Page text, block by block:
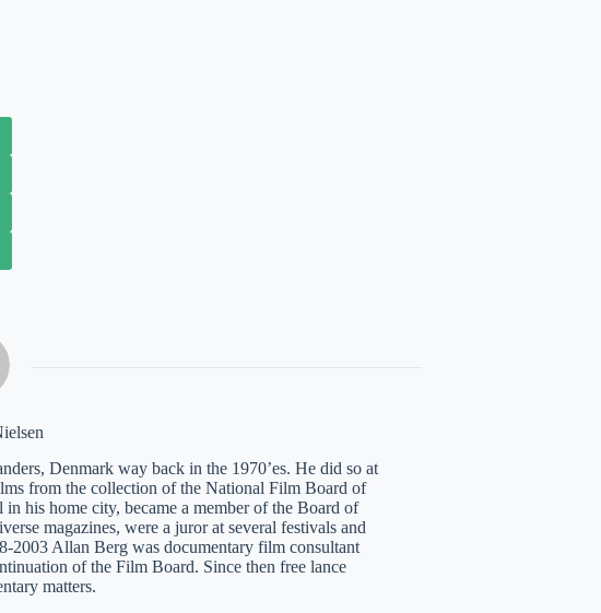
Denmark way back in the 1970’es. He did so at
from the collection of the National Film Board of
his home city, became a member of the Board of
magazines, were a juror at several festivals and
2003 Allan Berg was documentary film consultant
of the Film Board. Since then free lance
matters.